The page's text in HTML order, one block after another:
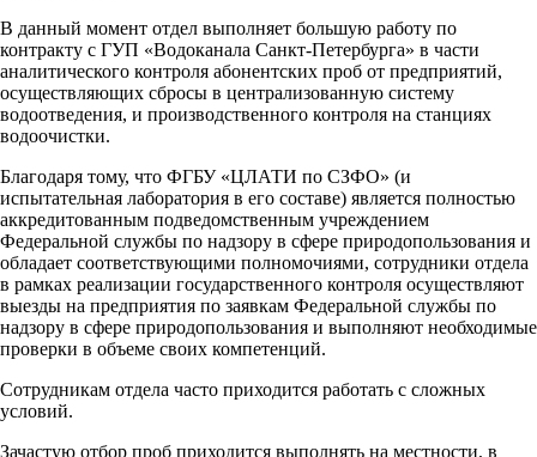
В данный момент отдел выполняет большую работу по
контракту с ГУП «Водоканала Санкт-Петербурга» в части
аналитического контроля абонентских проб от предприятий,
осуществляющих сбросы в централизованную систему
водоотведения, и производственного контроля на станциях
водоочистки.
Благодаря тому, что ФГБУ «ЦЛАТИ по СЗФО» (и
испытательная лаборатория в его составе) является полностью
аккредитованным подведомственным учреждением
Федеральной службы по надзору в сфере природопользования и
обладает соответствующими полномочиями, сотрудники отдела
в рамках реализации государственного контроля осуществляют
выезды на предприятия по заявкам Федеральной службы по
надзору в сфере природопользования и выполняют необходимые
проверки в объеме своих компетенций.
Сотрудникам отдела часто приходится работать с сложных
условий.
Зачастую отбор проб приходится выполнять на местности, в